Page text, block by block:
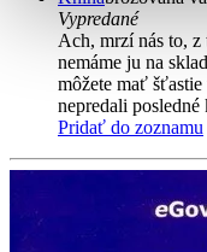
Vypredané
Ach, mrzí nás to,
nemáme ju na
môžete mať
nepredali posledné
Pridať do zoznamu